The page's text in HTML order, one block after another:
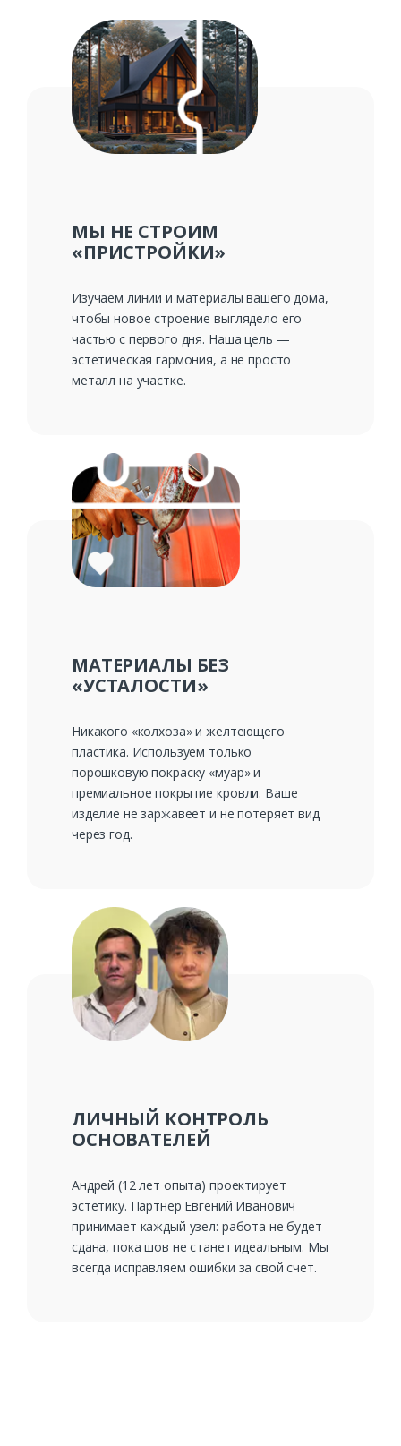
Заказать
Ваш телефон*
Комментарий к заказу
МЫ НЕ СТРОИМ
«ПРИСТРОЙКИ»
Изучаем линии и материалы вашего дома,
чтобы новое строение выглядело его
частью с первого дня. Наша цель —
эстетическая гармония, а не просто
металл на участке.
МАТЕРИАЛЫ БЕЗ
«УСТАЛОСТИ»
Никакого «колхоза» и желтеющего
пластика. Используем только
порошковую покраску «муар» и
премиальное покрытие кровли. Ваше
изделие не заржавеет и не потеряет вид
через год.
ЛИЧНЫЙ КОНТРОЛЬ
ОСНОВАТЕЛЕЙ
Андрей (12 лет опыта) проектирует
эстетику. Партнер Евгений Иванович
принимает каждый узел: работа не будет
сдана, пока шов не станет идеальным. Мы
всегда исправляем ошибки за свой счет.